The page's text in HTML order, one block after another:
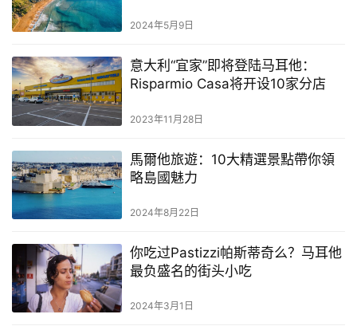
2024年5月9日
意大利“宜家”即将登陆马耳他：
Risparmio Casa将开设10家分店
2023年11月28日
馬爾他旅遊：10大精選景點帶你領
略島國魅力
2024年8月22日
你吃过Pastizzi帕斯蒂奇么？马耳他
最负盛名的街头小吃
2024年3月1日